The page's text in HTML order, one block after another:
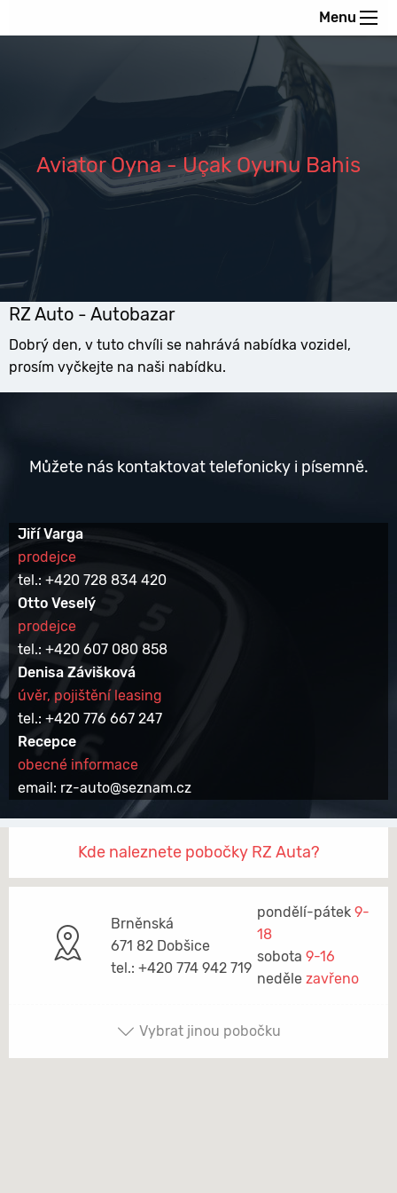
Menu
Aviator Oyna - Uçak Oyunu Bahis
RZ Auto - Autobazar
Dobrý den, v tuto chvíli se nahrává nabídka vozidel,
prosím vyčkejte na naši nabídku.
Můžete nás kontaktovat telefonicky i písemně.
Jiří Varga
prodejce
tel.: +420 728 834 420
Otto Veselý
prodejce
tel.: +420 607 080 858
Denisa Závišková
úvěr, pojištění leasing
tel.: +420 776 667 247
Recepce
obecné informace
email: rz-auto@seznam.cz
Kde naleznete pobočky RZ Auta?
Brněnská
671 82 Dobšice
tel.: +420 774 942 719
pondělí-pátek 9-
18
sobota 9-16
neděle zavřeno
Vybrat jinou pobočku